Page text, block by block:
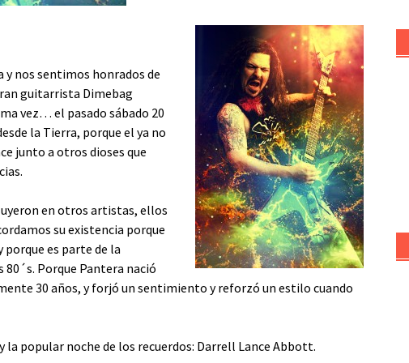
y nos sentimos honrados de
guitarrista Dimebag
vez… el pasado sábado 20
la Tierra, porque el ya no
junto a otros dioses que
en otros artistas, ellos
su existencia porque
es parte de la
Porque Pantera nació
30 años, y forjó un sentimiento y reforzó un estilo cuando
la popular noche de los recuerdos: Darrell Lance Abbott.